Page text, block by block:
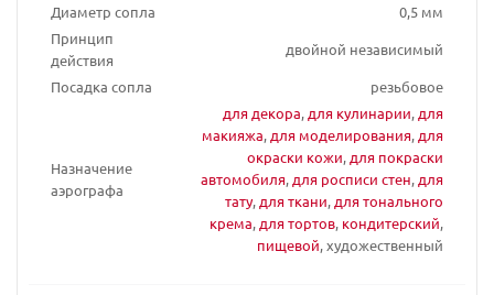
Диаметр сопла
0,5 мм
Принцип
действия
двойной независимый
Посадка сопла
резьбовое
Назначение
аэрографа
для декора, для кулинарии, для
макияжа, для моделирования, для
окраски кожи, для покраски
автомобиля, для росписи стен, для
тату, для ткани, для тонального
крема, для тортов, кондитерский,
пищевой, художественный